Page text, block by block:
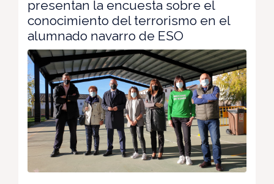
presentan la encuesta sobre el
conocimiento del terrorismo en el
alumnado navarro de ESO